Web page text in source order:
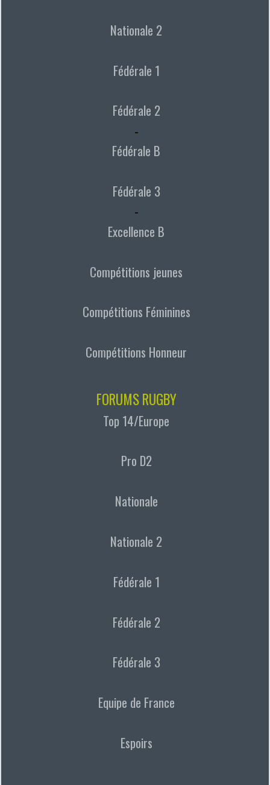
Nationale 2
Fédérale 1
Fédérale 2
-
Fédérale B
Fédérale 3
-
Excellence B
Compétitions jeunes
Compétitions Féminines
Compétitions Honneur
FORUMS RUGBY
Top 14/Europe
Pro D2
Nationale
Nationale 2
Fédérale 1
Fédérale 2
Fédérale 3
Equipe de France
Espoirs